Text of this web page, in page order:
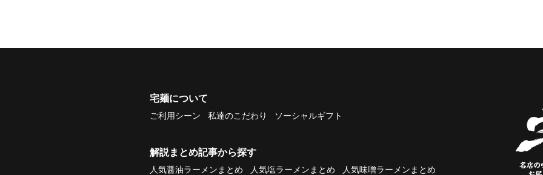
宅麺について
ご利用シーン 私達のこだわり ソーシャルギフト
解説まとめ記事から探す
人気醤油ラーメンまとめ 人気塩ラーメンまとめ
人気味噌ラーメンまとめ